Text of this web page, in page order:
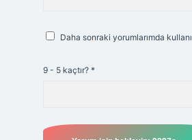
Daha sonraki yorumlarımda
9 - 5 kaçtır? *